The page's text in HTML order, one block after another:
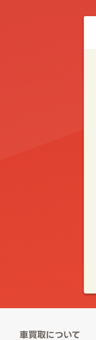
車買取について